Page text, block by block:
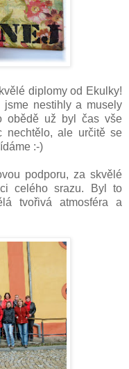
diplomy od Ekulky!
jsme nestihly a musely
obědě už byl čas vše
nechtělo, ale určitě se
:-)
podporu, za skvělé
celého srazu. Byl to
tvořivá atmosféra a